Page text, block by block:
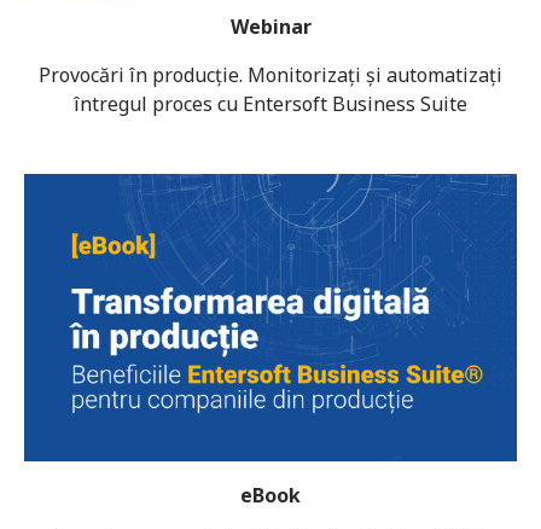
Webinar
Provocări în producție. Monitorizați și automatizați
întregul proces cu Entersoft Business Suite
eBook